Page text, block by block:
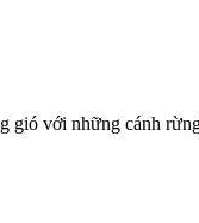
với những cánh